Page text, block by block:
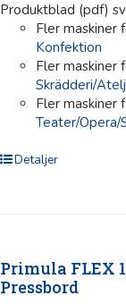
Produktblad (pdf)
Fler maskiner
Konfektion
Fler maskiner
Skrädderi/
Fler maskiner
Teater/Opera/
Detaljer
Primula FLEX
Pressbord